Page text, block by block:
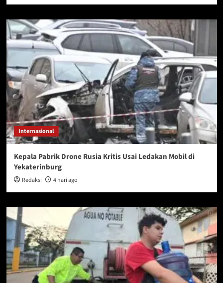
Internasional
Kepala Pabrik Drone Rusia Kritis Usai Ledakan Mobil di
Yekaterinburg
Redaksi 4 hari ago